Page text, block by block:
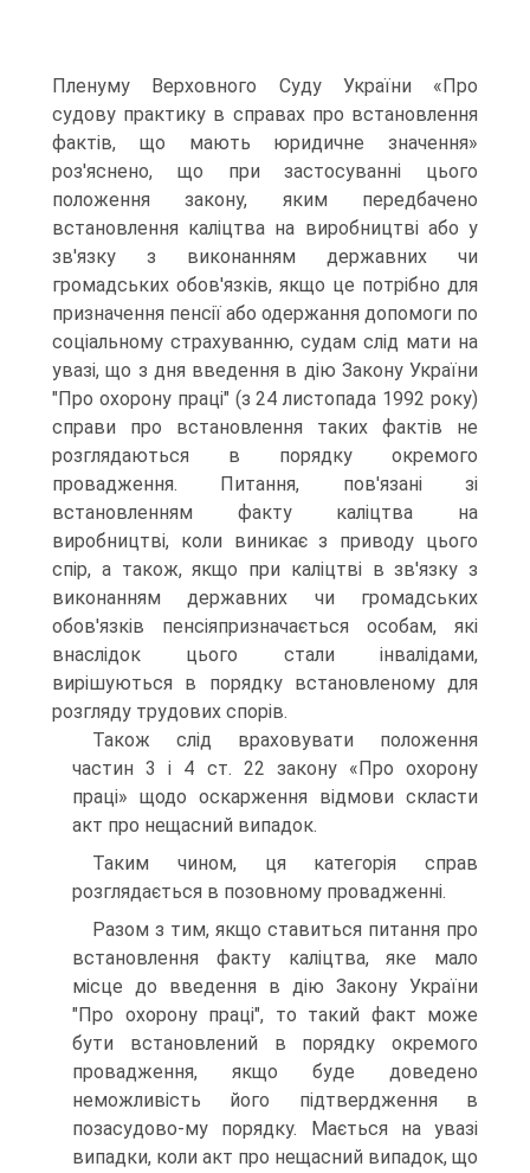
Пленуму Верховного Суду України «Про
судову практику в справах про встановлення
фактів, що мають юридичне значення»
роз'яснено, що при застосуванні цього
положення закону, яким передбачено
встановлення каліцтва на виробництві або у
зв'язку з виконанням державних чи
громадських обов'язків, якщо це потрібно для
призначення пенсії або одержання допомоги по
соціальному страхуванню, судам слід мати на
увазі, що з дня введення в дію Закону України
"Про охорону праці" (з 24 листопада 1992 року)
справи про встановлення таких фактів не
розглядаються в порядку окремого
провадження. Питання, пов'язані зі
встановленням факту каліцтва на
виробництві, коли виникає з приводу цього
спір, а також, якщо при каліцтві в зв'язку з
виконанням державних чи громадських
обов'язків пенсіяпризначається особам, які
внаслідок цього стали інвалідами,
вирішуються в порядку встановленому для
розгляду трудових спорів.
Також слід враховувати положення
частин 3 і 4 ст. 22 закону «Про охорону
праці» щодо оскарження відмови скласти
акт про нещасний випадок.
Таким чином, ця категорія справ
розглядається в позовному провадженні.
Разом з тим, якщо ставиться питання про
встановлення факту каліцтва, яке мало
місце до введення в дію Закону України
"Про охорону праці", то такий факт може
бути встановлений в порядку окремого
провадження, якщо буде доведено
неможливість його підтвердження в
позасудово-му порядку. Мається на увазі
випадки, коли акт про нещасний випадок, що